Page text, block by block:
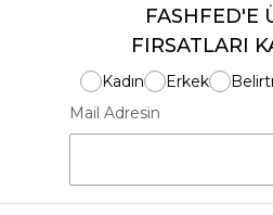
FASHFED'E
FIRSATLARI
Kadın Erkek
Mail Adresin